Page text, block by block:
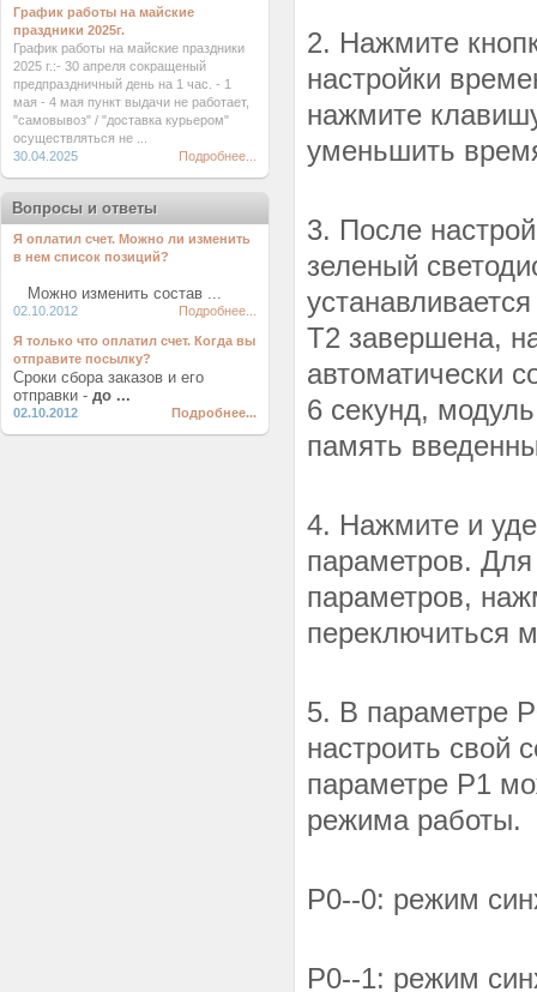
2. Нажмите
настройки
нажмите
уменьшить
3. После
зеленый
T2 завершена,
автоматически
6 секунд,
память
4. Нажмите и
параметров.
параметров,
переключиться
5. В параметре
настроить свой
параметре P1
режима работы.
P0--0: режим
P0--1: режим
График работы на майские
праздники 2025г.
График работы на майские праздники
2025 г.:- 30 апреля сокращеный
предпраздничный день на 1 час. - 1
мая - 4 мая пункт выдачи не работает,
"самовывоз" / "доставка курьером"
осуществляться не ...
30.04.2025
Подробнее...
Вопросы и ответы
Я оплатил счет. Можно ли изменить
в нем список позиций?
Можно изменить состав ...
02.10.2012 Подробнее...
Я только что оплатил счет. Когда вы
отправите посылку?
Сроки сбора заказов и его
отправки - до ...
02.10.2012 Подробнее...